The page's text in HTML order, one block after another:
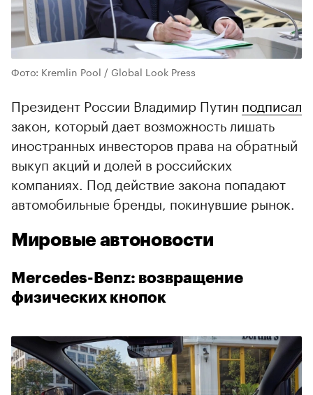
Фото: Kremlin Pool / Global Look Press
Президент России Владимир Путин подписал
закон, который дает возможность лишать
иностранных инвесторов права на обратный
выкуп акций и долей в российских
компаниях. Под действие закона попадают
автомобильные бренды, покинувшие рынок.
Мировые автоновости
Mercedes-Benz: возвращение
физических кнопок